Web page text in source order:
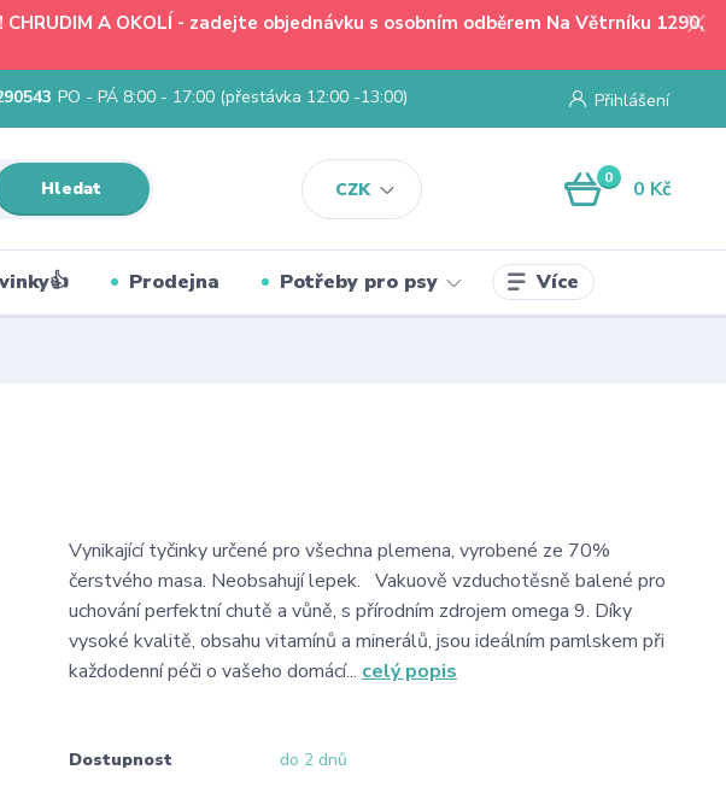
A OKOLÍ - zadejte objednávku s osobním odběrem Na Větrníku 1290,
CZK
Přihlášení
Hledat
PO - PÁ 8:00 - 17:00 (přestávka 12:00 -13:00)
0 0 Kč
Prodejna Potřeby pro psy Více
Vynikající tyčinky určené pro všechna plemena, vyrobené ze 70%
čerstvého masa. Neobsahují lepek. Vakuově vzduchotěsně balené pro
uchování perfektní chutě a vůně, s přírodním zdrojem omega 9. Díky
vysoké kvalitě, obsahu vitamínů a minerálů, jsou ideálním pamlskem při
každodenní péči o vašeho domácí... celý popis
Dostupnost do 2 dnů